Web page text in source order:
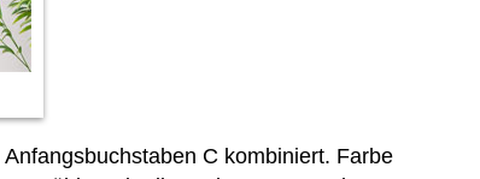
C kombiniert. Farbe